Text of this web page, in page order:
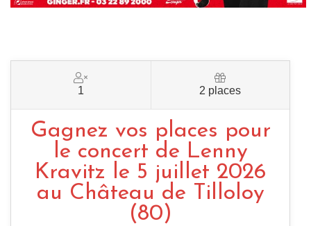
1 2 places
Gagnez vos places pour
le concert de Lenny
Kravitz le 5 juillet 2026
au Château de Tilloloy
(80)